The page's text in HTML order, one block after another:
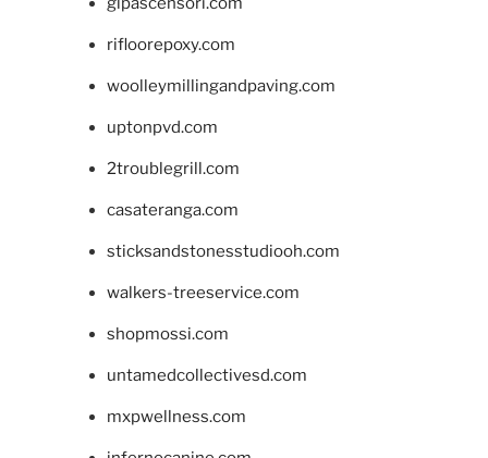
rifloorepoxy.com
woolleymillingandpaving.com
uptonpvd.com
2troublegrill.com
casateranga.com
sticksandstonesstudiooh.com
walkers-treeservice.com
shopmossi.com
untamedcollectivesd.com
mxpwellness.com